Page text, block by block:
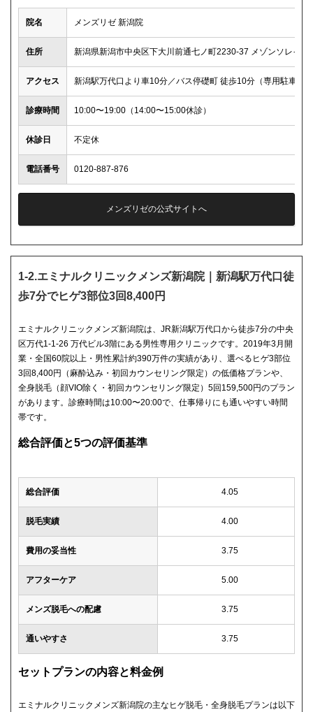
院名 メンズリゼ 新潟院
住所 新潟県新潟市中央区下大川前通七ノ町2230-37 メゾンソレイユ
アクセス 新潟駅万代口より車10分／バス停礎町 徒歩10分（専用駐車場
診療時間 10:00〜19:00（14:00〜15:00休診）
休診日 不定休
電話番号 0120-887-876
メンズリゼの公式サイトへ
1-2.エミナルクリニックメンズ新潟院｜新潟駅万代口徒
歩7分でヒゲ3部位3回8,400円
エミナルクリニックメンズ新潟院は、JR新潟駅万代口から徒歩7分の中央
区万代1-1-26 万代ビル3階にある男性専用クリニックです。2019年3月開
業・全国60院以上・男性累計約390万件の実績があり、選べるヒゲ3部位
3回8,400円（麻酔込み・初回カウンセリング限定）の低価格プランや、
全身脱毛（顔VIO除く・初回カウンセリング限定）5回159,500円のプラン
があります。診療時間は10:00〜20:00で、仕事帰りにも通いやすい時間
帯です。
総合評価と5つの評価基準
総合評価 4.05
脱毛実績 4.00
費用の妥当性 3.75
アフターケア 5.00
メンズ脱毛への配慮 3.75
通いやすさ 3.75
セットプランの内容と料金例
エミナルクリニックメンズ新潟院の主なヒゲ脱毛・全身脱毛プランは以下